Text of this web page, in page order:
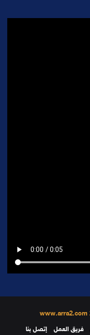
فريق العمل إتصل بنا